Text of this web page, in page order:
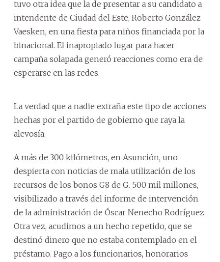
tuvo otra idea que la de presentar a su candidato a
intendente de Ciudad del Este, Roberto González
Vaesken, en una fiesta para niños financiada por la
binacional. El inapropiado lugar para hacer
campaña solapada generó reacciones como era de
esperarse en las redes.
La verdad que a nadie extraña este tipo de acciones
hechas por el partido de gobierno que raya la
alevosía.
A más de 300 kilómetros, en Asunción, uno
despierta con noticias de mala utilización de los
recursos de los bonos G8 de G. 500 mil millones,
visibilizado a través del informe de intervención
de la administración de Óscar Nenecho Rodríguez.
Otra vez, acudimos a un hecho repetido, que se
destinó dinero que no estaba contemplado en el
préstamo. Pago a los funcionarios, honorarios